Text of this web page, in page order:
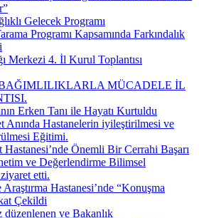
Gelecek Programı
Programı Kapsamında Farkındalık
Merkezi 4. İl Kurul Toplantısı
MÜCADELE İL
Erken Tanı ile Hayatı Kurtuldu
Hastanelerin iyileştirilmesi ve
Eğitimi.
Hastanesi’nde Önemli Bir Cerrahi Başarı
ve Değerlendirme Bilimsel
etti.
Hastanesi’nde “Konuşma
Çekildi
düzenlenen ve Bakanlık